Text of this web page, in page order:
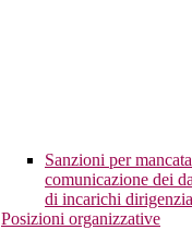
Sanzioni per
comunicazione dei
di incarichi
Posizioni organizzative